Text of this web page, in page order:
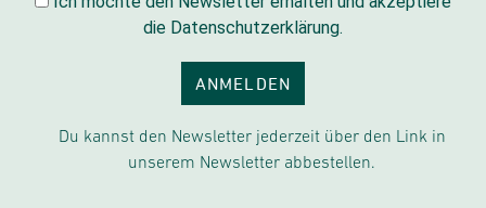
die Datenschutzerklärung.
ANMELDEN
Du kannst den Newsletter jederzeit über den Link in
unserem Newsletter abbestellen.